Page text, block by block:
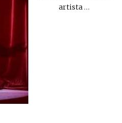
artista …